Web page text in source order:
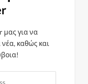
μας για να
καθώς και